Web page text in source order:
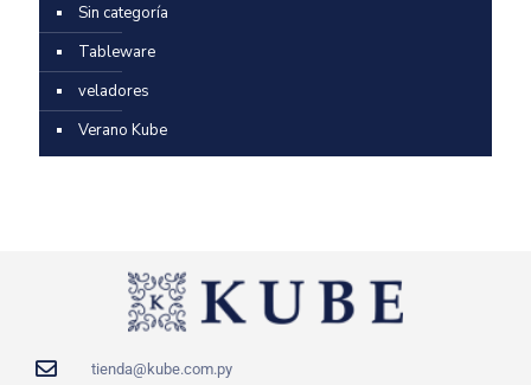
Sin categoría
Tableware
veladores
Verano Kube
tienda@kube.com.py